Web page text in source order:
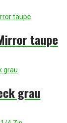
taupe
grau